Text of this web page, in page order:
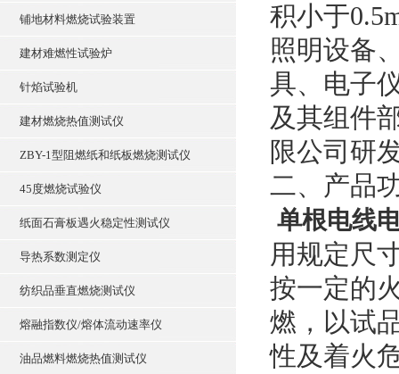
铺地材料燃烧试验装置
建材难燃性试验炉
针焰试验机
建材燃烧热值测试仪
ZBY-1型阻燃纸和纸板燃烧测试仪
45度燃烧试验仪
纸面石膏板遇火稳定性测试仪
导热系数测定仪
纺织品垂直燃烧测试仪
熔融指数仪/熔体流动速率仪
油品燃料燃烧热值测试仪
积小于
照明设备
具、电子
及其组件
限公司研
二、产品
单根电线
用规定尺
按一定的
燃，以试
性及着火